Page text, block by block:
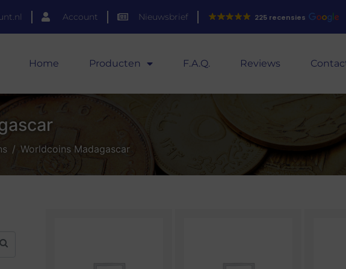
Account Nieuwsbrief 225 recensies
Home Producten F.A.Q. Reviews
Worldcoins Madagascar